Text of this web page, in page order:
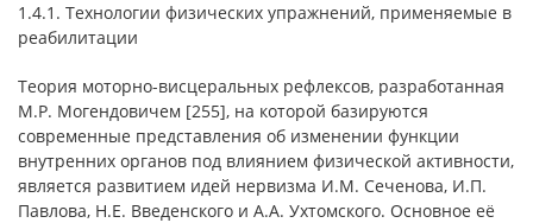
1.4.1. Технологии физических упражнений, применяемые в
реабилитации
Теория моторно-висцеральных рефлексов, разработанная
М.Р. Могендовичем [255], на которой базируются
современные представления об изменении функции
внутренних органов под влиянием физической активности,
является развитием идей нервизма И.М. Сеченова, И.П.
Павлова, Н.Е. Введенского и А.А. Ухтомского. Основное её